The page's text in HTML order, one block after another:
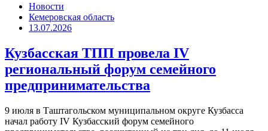
Новости
Кемеровская область
13.07.2026
Кузбасская ТПП провела IV
региональный форум семейного
предпринимательства
9 июля в Таштагольском муниципальном округе Кузбасса
начал работу IV Кузбасский форум семейного